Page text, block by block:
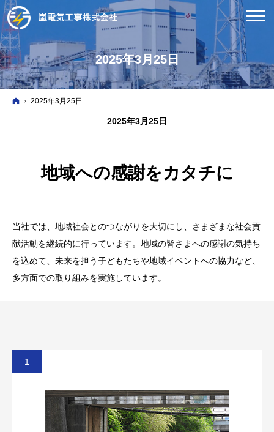
2025年3月25日
ホーム
2025年3月25日
2025年3月25日
地域への感謝をカタチに
当社では、地域社会とのつながりを大切にし、さまざまな社会貢
献活動を継続的に行っています。地域の皆さまへの感謝の気持ち
を込めて、未来を担う子どもたちや地域イベントへの協力など、
多方面での取り組みを実施しています。